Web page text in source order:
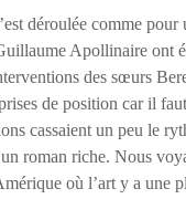
déroulée comme pour
Apollinaire ont
des sœurs
de position car il
cassaient un peu le
roman riche. Nous
où l’art y a une